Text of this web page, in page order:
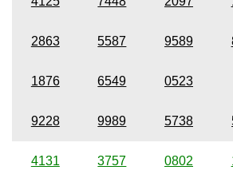
2863 5587 9589
1876 6549 0523
9228 9989 5738
4131 3757 0802